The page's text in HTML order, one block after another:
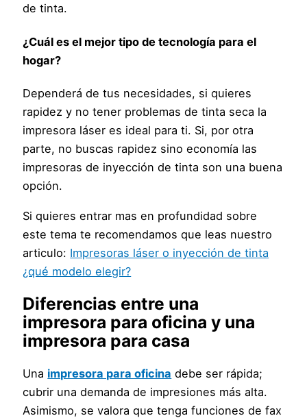
de tinta.
¿Cuál es el mejor tipo de tecnología para el
hogar?
Dependerá de tus necesidades, si quieres
rapidez y no tener problemas de tinta seca la
impresora láser es ideal para ti. Si, por otra
parte, no buscas rapidez sino economía las
impresoras de inyección de tinta son una buena
opción.
Si quieres entrar mas en profundidad sobre
este tema te recomendamos que leas nuestro
articulo: Impresoras láser o inyección de tinta
¿qué modelo elegir?
Diferencias entre una
impresora para oficina y una
impresora para casa
Una impresora para oficina debe ser rápida;
cubrir una demanda de impresiones más alta.
Asimismo, se valora que tenga funciones de fax